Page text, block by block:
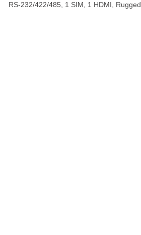
RS-232/422/485, 1 SIM, 1 HDMI, Rugged